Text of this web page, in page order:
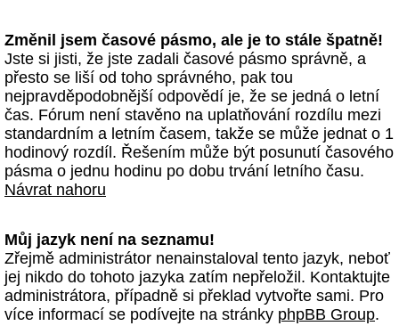
Změnil jsem časové pásmo, ale je to stále špatně!
Jste si jisti, že jste zadali časové pásmo správně, a
přesto se liší od toho správného, pak tou
nejpravděpodobnější odpovědí je, že se jedná o letní
čas. Fórum není stavěno na uplatňování rozdílu mezi
standardním a letním časem, takže se může jednat o 1
hodinový rozdíl. Řešením může být posunutí časového
pásma o jednu hodinu po dobu trvání letního času.
Návrat nahoru
Můj jazyk není na seznamu!
Zřejmě administrátor nenainstaloval tento jazyk, neboť
jej nikdo do tohoto jazyka zatím nepřeložil. Kontaktujte
administrátora, případně si překlad vytvořte sami. Pro
více informací se podívejte na stránky phpBB Group.